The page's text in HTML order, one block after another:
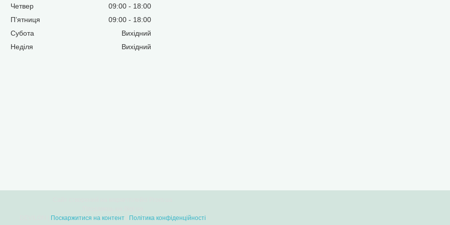
Четвер 09:00
18:00
Пʼятниця
09:00
18:00
Субота
Вихідний
Неділя
Вихідний
Поскаржитися на контент Політика конфіденційності